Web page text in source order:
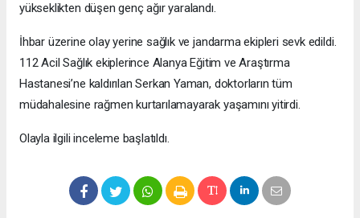
yükseklikten düşen genç ağır yaralandı.
İhbar üzerine olay yerine sağlık ve jandarma ekipleri sevk edildi.
112 Acil Sağlık ekiplerince Alanya Eğitim ve Araştırma
Hastanesi’ne kaldırılan Serkan Yaman, doktorların tüm
müdahalesine rağmen kurtarılamayarak yaşamını yitirdi.
Olayla ilgili inceleme başlatıldı.